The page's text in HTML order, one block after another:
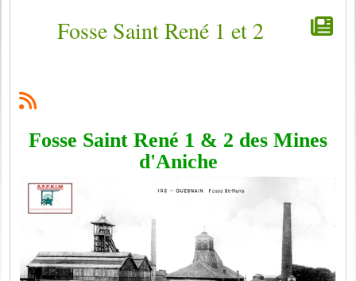
Fosse Saint René 1 et 2
Fosse Saint René 1 & 2 des Mines
d'Aniche